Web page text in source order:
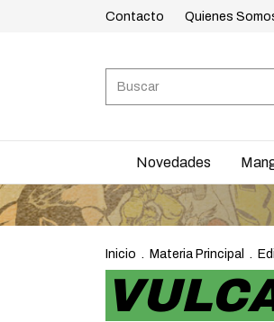
Contacto Quienes
Novedades
Inicio . Materia Principal .